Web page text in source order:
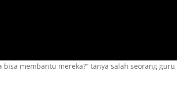
membantu mereka?” tanya salah seorang guru